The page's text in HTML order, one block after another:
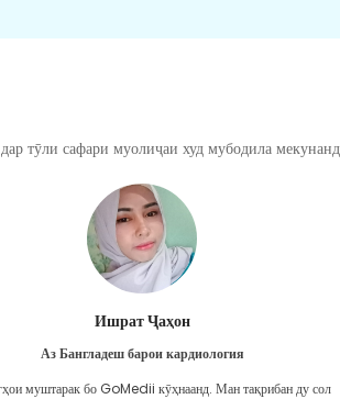
тӯли сафари муолиҷаи худ мубодила
Ишрат Ҷаҳон
Аз Бангладеш барои кардиология
муштарак бо GoMedii кӯҳнаанд. Ман тақрибан ду сол